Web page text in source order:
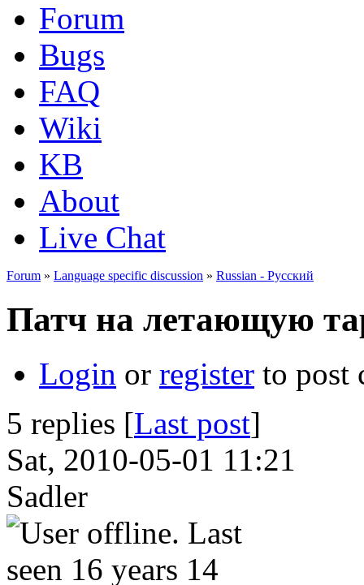
Forum
Bugs
FAQ
Wiki
KB
About
Live Chat
Forum » Language specific discussion » Russian - Русский
Патч на летающую
Login or register to post
5 replies [Last post]
Sat, 2010-05-01 11:21
Sadler